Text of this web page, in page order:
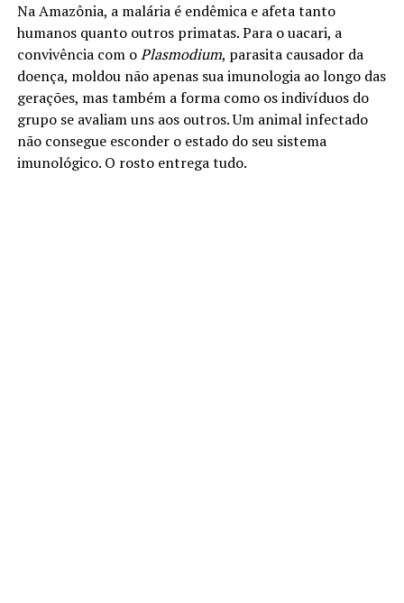
Na Amazônia, a malária é endêmica e afeta tanto
humanos quanto outros primatas. Para o uacari, a
convivência com oPlasmodium, parasita causador da
doença, moldou não apenas sua imunologia ao longo das
gerações, mas também a forma como os indivíduos do
grupo se avaliam uns aos outros. Um animal infectado
não consegue esconder o estado do seu sistema
imunológico. O rosto entrega tudo.